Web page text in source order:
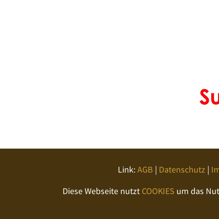
Link:AGB | Datenschutz |
Diese Webseite nutzt COOKIES um das